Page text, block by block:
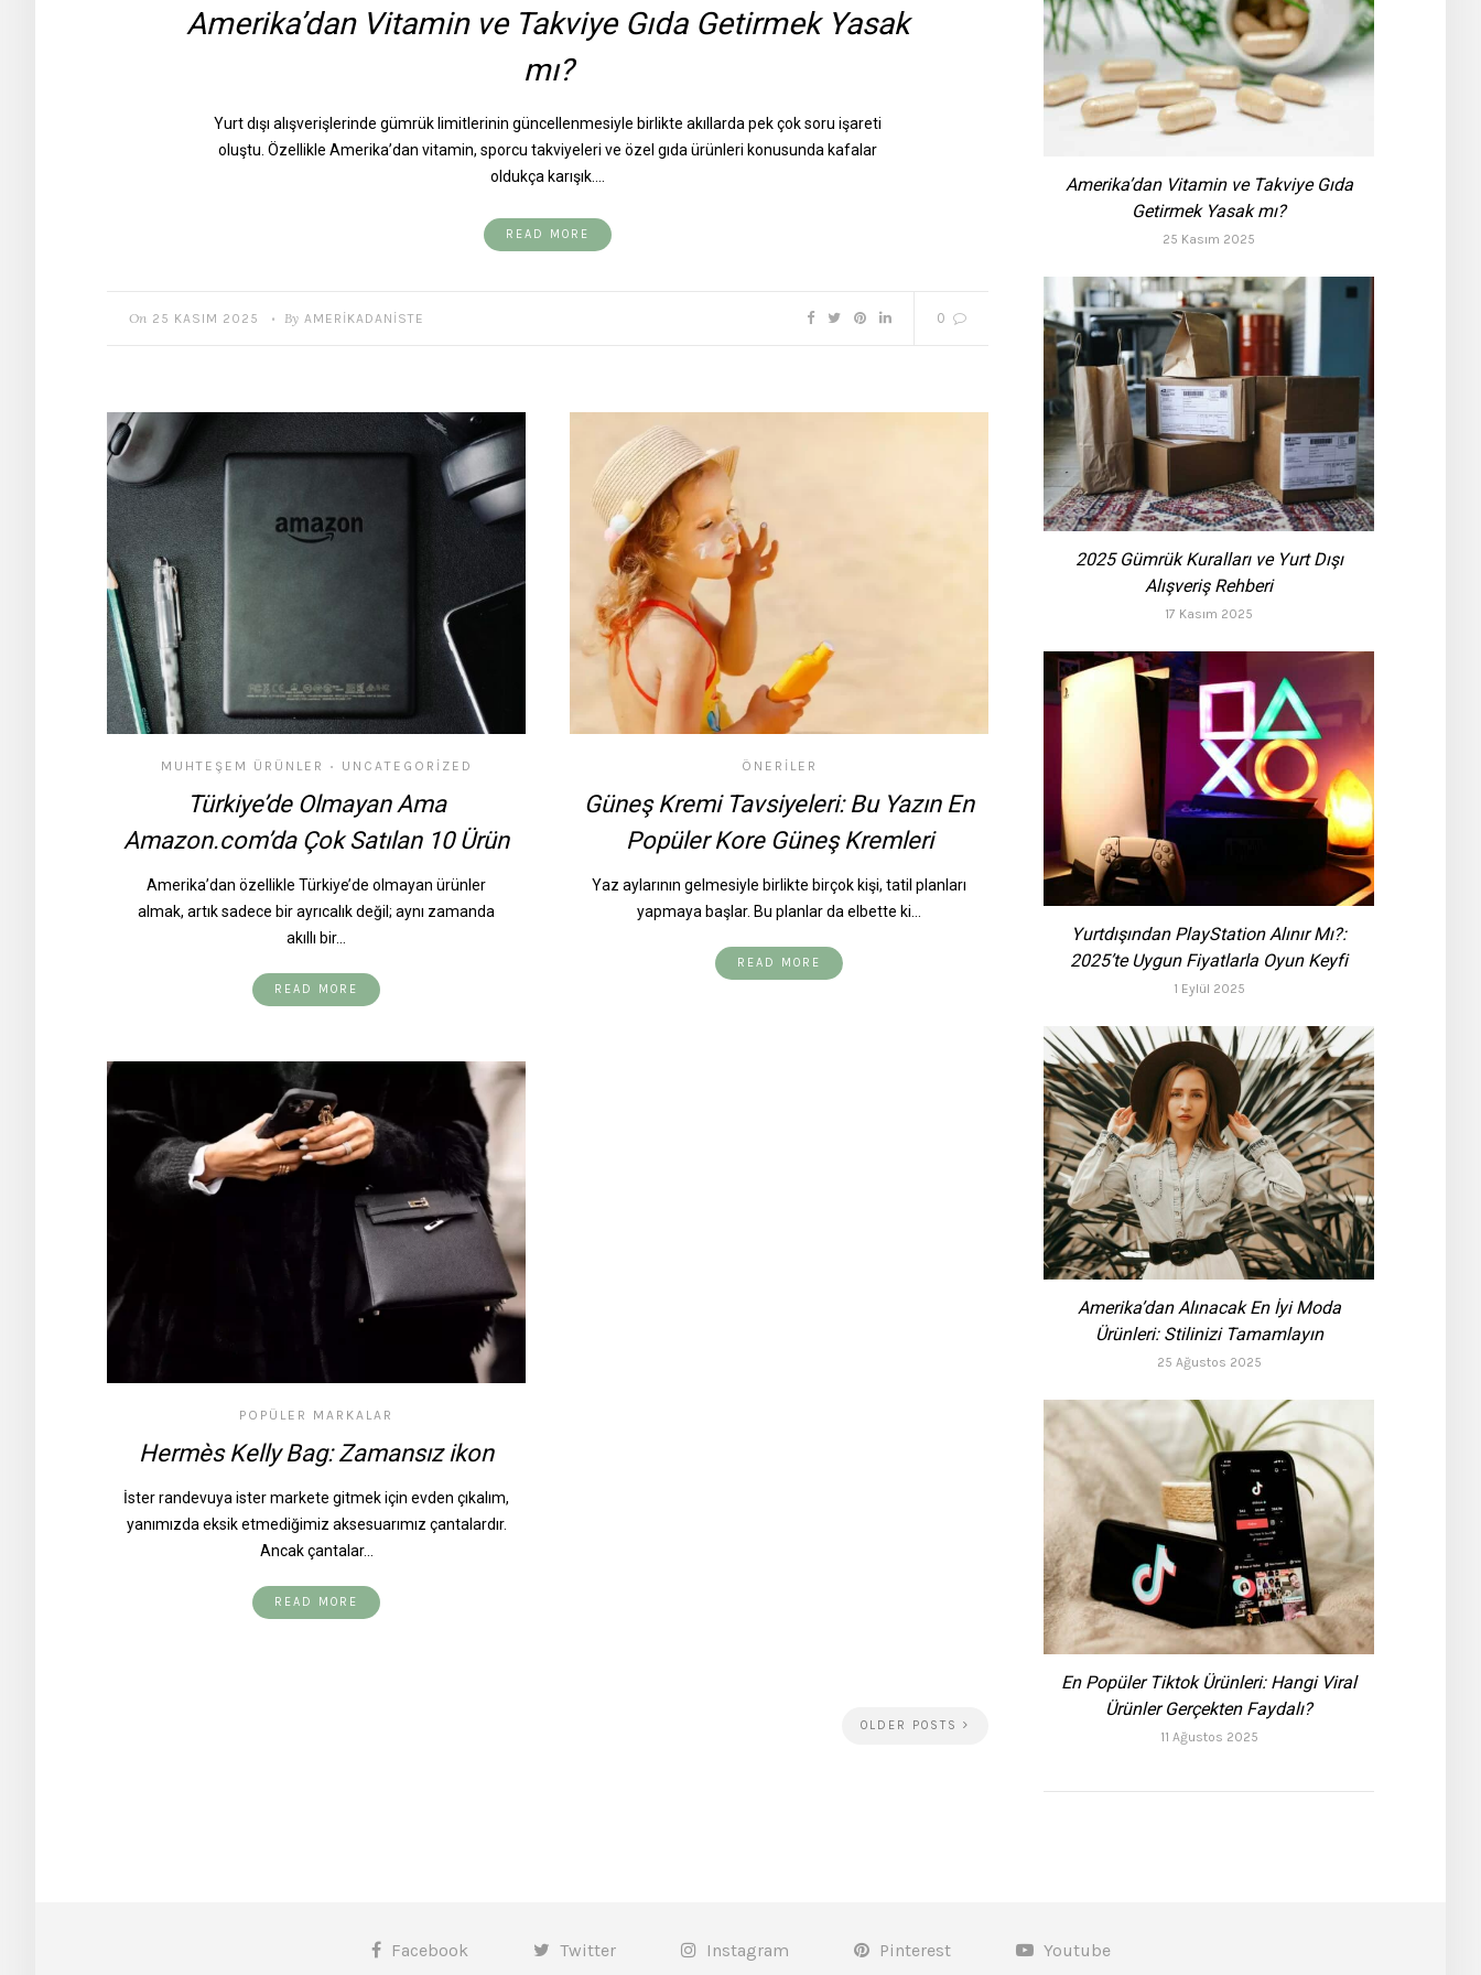
Amerika’dan Vitamin ve Takviye Gıda Getirmek Yasak
mı?
Yurt dışı alışverişlerinde gümrük limitlerinin güncellenmesiyle birlikte akıllarda pek çok soru işareti
oluştu. Özellikle Amerika’dan vitamin, sporcu takviyeleri ve özel gıda ürünleri konusunda kafalar
oldukça karışık.…
READ MORE
On 25 KASIM 2025 • By AMERIKADANISTE 0
MUHTEŞEM ÜRÜNLER • UNCATEGORIZED
Türkiye’de Olmayan Ama
Amazon.com’da Çok Satılan 10 Ürün
Amerika’dan özellikle Türkiye’de olmayan ürünler
almak, artık sadece bir ayrıcalık değil; aynı zamanda
akıllı bir…
READ MORE
ÖNERILER
Güneş Kremi Tavsiyeleri: Bu Yazın En
Popüler Kore Güneş Kremleri
Yaz aylarının gelmesiyle birlikte birçok kişi, tatil planları
yapmaya başlar. Bu planlar da elbette ki…
READ MORE
POPÜLER MARKALAR
Hermès Kelly Bag: Zamansız ikon
İster randevuya ister markete gitmek için evden çıkalım,
yanımızda eksik etmediğimiz aksesuarımız çantalardır.
Ancak çantalar…
READ MORE
OLDER POSTS
Amerika’dan Vitamin ve Takviye Gıda
Getirmek Yasak mı?
25 Kasım 2025
2025 Gümrük Kuralları ve Yurt Dışı
Alışveriş Rehberi
17 Kasım 2025
Yurtdışından PlayStation Alınır Mı?:
2025’te Uygun Fiyatlarla Oyun Keyfi
1 Eylül 2025
Amerika’dan Alınacak En İyi Moda
Ürünleri: Stilinizi Tamamlayın
25 Ağustos 2025
En Popüler Tiktok Ürünleri: Hangi Viral
Ürünler Gerçekten Faydalı?
11 Ağustos 2025
Facebook Twitter Instagram Pinterest Youtube